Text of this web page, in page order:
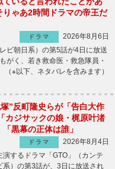
りゃあ2時間ドラマの帝王だ
ドラマ
2026年8月6日
ビ朝日系）の第5話が4日に放送
く、若き救命医・救急隊員・
※以下、ネタバレを含みます）
塚”反町隆史らが「告白大作
カジサックの娘・梶原叶渚
黒幕の正体は誰」
ドラマ
2026年8月4日
するドラマ「GTO」（カンテ
系）の第3話が、3日に放送され